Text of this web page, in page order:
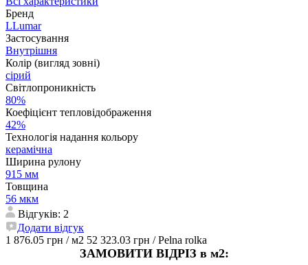
Бренд
LLumar
Застосування
Внутрішня
Колір (вигляд зовні)
сірий
Світлопроникність
80%
Коефіцієнт тепловідображення
42%
Технологія надання кольору
керамічна
Ширина рулону
915 мм
Товщина
56 мкм
Відгуків: 2
Додати відгук
1 876.05 грн / м2 52 323.03 грн / Pelna rolka
ЗАМОВИТИ ВІДРІЗ в м2: